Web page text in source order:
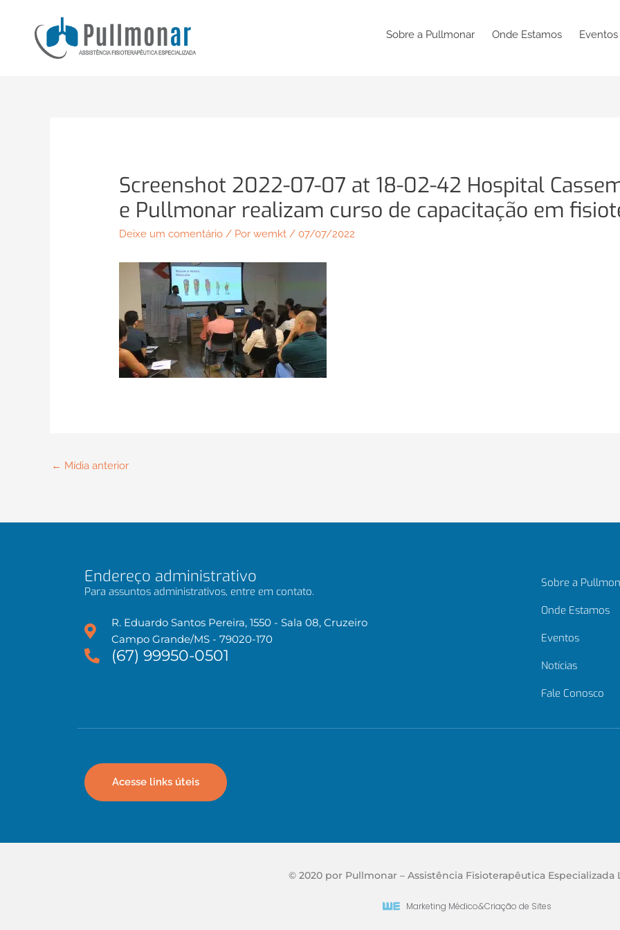
conteúdo
Sobre a Pullmonar Onde Estamos Eventos
Screenshot 2022-07-07 at 18-02-42 Hospital
e Pullmonar realizam curso de capacitação em
Deixe um comentário / Porwemkt/07/07/2022
← Mídia anterior
Endereço administrativo
Para assuntos administrativos, entre em contato.
R. Eduardo Santos Pereira, 1550 - Sala 08, Cruzeiro
Campo Grande/MS - 79020-170
(67) 99950-0501
Sobre a
Onde Estamos
Eventos
Notícias
Fale Conosco
Acesse links úteis
© 2020 por Pullmonar – Assistência Fisioterapêutica Especializada
Marketing Médico&Criação de Sites